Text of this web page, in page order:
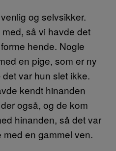
og selvsikker.
så vi havde det
hende. Nogle
en pige, som er ny
var hun slet ikke.
kendt hinanden
også, og de kom
hinanden, så det var
med en gammel ven.